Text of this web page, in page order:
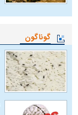
گوناگون